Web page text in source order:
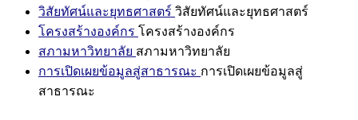
วิสัยทัศน์และยุทธศาสตร์ วิสัยทัศน์และยุทธศาสตร์
โครงสร้างองค์กร โครงสร้างองค์กร
สภามหาวิทยาลัย สภามหาวิทยาลัย
การเปิดเผยข้อมูลสู่สาธารณะ การเปิดเผยข้อมูลสู่
สาธารณะ